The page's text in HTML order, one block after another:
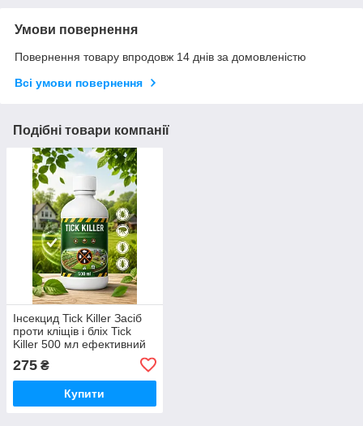
Умови повернення
Повернення товару впродовж 14 днів за домовленістю
Всі умови повернення
Подібні товари компанії
Інсекцид Tick Killer Засіб
проти кліщів і бліх Tick
Killer 500 мл ефективний
території та захисту
тварин
275 ₴
Купити